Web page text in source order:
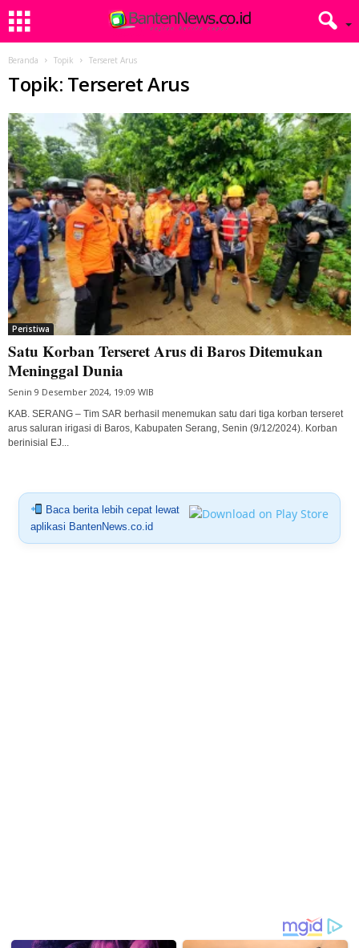
Beranda Topik Terseret Arus
Topik: Terseret Arus
Peristiwa
Satu Korban Terseret Arus di Baros Ditemukan
Meninggal Dunia
Senin 9 Desember 2024, 19:09 WIB
KAB. SERANG – Tim SAR berhasil menemukan satu dari tiga korban terseret
arus saluran irigasi di Baros, Kabupaten Serang, Senin (9/12/2024). Korban
berinisial EJ...
Baca berita lebih cepat lewat
aplikasi BantenNews.co.id